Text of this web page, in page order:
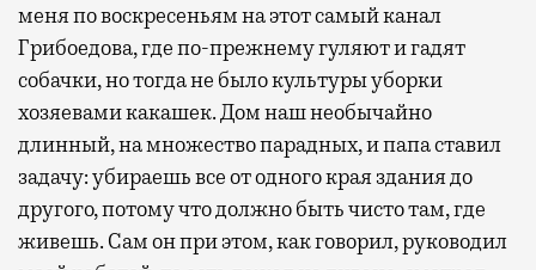
меня по воскресеньям на этот самый канал
Грибоедова, где по-прежнему гуляют и гадят
собачки, но тогда не было культуры уборки
хозяевами какашек. Дом наш необычайно
длинный, на множество парадных, и папа ставил
задачу: убираешь все от одного края здания до
другого, потому что должно быть чисто там, где
живешь. Сам он при этом, как говорил, руководил